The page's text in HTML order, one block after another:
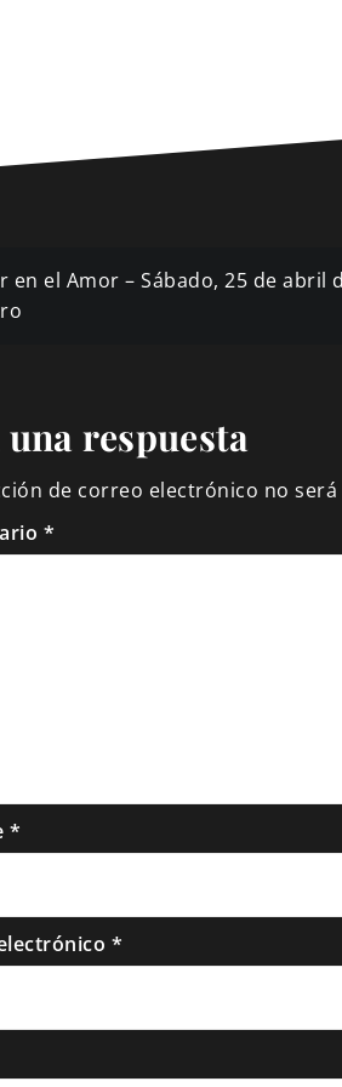
en el Amor – Sábado, 25 de abril
respuesta
de correo electrónico no
*
*
*